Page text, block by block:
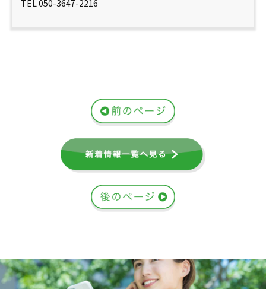
TEL 050-3647-2216